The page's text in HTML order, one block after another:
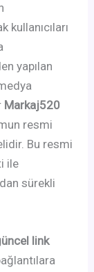
kullanıcıları
yapılan
Markaj520
resmi
Bu resmi
ile
sürekli
link